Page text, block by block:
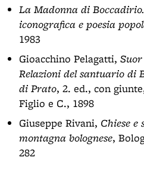
La Madonna di
iconografica e poesia
1983
Gioacchino Pelagatti,
Relazioni del santuario di
di Prato, 2. ed., con
Figlio e C., 1898
Giuseppe Rivani, Chiese
montagna bolognese,
282